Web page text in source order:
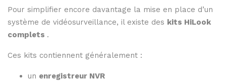
Pour simplifier encore davantage la mise en place d’un
système de vidéosurveillance, il existe des kits HiLook
complets .
Ces kits contiennent généralement :
un enregistreur NVR